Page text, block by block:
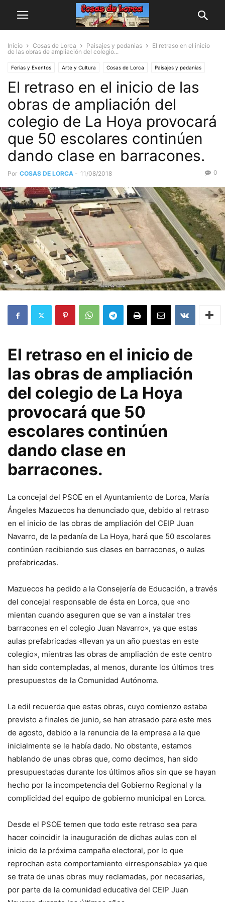
Inicio Cosas de Lorca Paisajes y pedanias
El retraso en el inicio
de las obras de ampliación del colegio...
Ferias y Eventos Arte y Cultura Cosas de Lorca Paisajes y pedanias
El retraso en el inicio de las
obras de ampliación del
colegio de La Hoya provocará
que 50 escolares continúen
dando clase en barracones.
Por COSAS DE LORCA - 11/08/2018 0
El retraso en el inicio de
las obras de ampliación
del colegio de La Hoya
provocará que 50
escolares continúen
dando clase en
barracones.
La concejal del PSOE en el Ayuntamiento de Lorca, María
Ángeles Mazuecos ha denunciado que, debido al retraso
en el inicio de las obras de ampliación del CEIP Juan
Navarro, de la pedanía de La Hoya, hará que 50 escolares
continúen recibiendo sus clases en barracones, o aulas
prefabricadas.
Mazuecos ha pedido a la Consejería de Educación, a través
del concejal responsable de ésta en Lorca, que «no
mientan cuando aseguren que se van a instalar tres
barracones en el colegio Juan Navarro», ya que estas
aulas prefabricadas «llevan ya un año puestas en este
colegio», mientras las obras de ampliación de este centro
han sido contempladas, al menos, durante los últimos tres
presupuestos de la Comunidad Autónoma.
La edil recuerda que estas obras, cuyo comienzo estaba
previsto a finales de junio, se han atrasado para este mes
de agosto, debido a la renuncia de la empresa a la que
inicialmente se le había dado. No obstante, estamos
hablando de unas obras que, como decimos, han sido
presupuestadas durante los últimos años sin que se hayan
hecho por la incompetencia del Gobierno Regional y la
complicidad del equipo de gobierno municipal en Lorca.
Desde el PSOE temen que todo este retraso sea para
hacer coincidir la inauguración de dichas aulas con el
inicio de la próxima campaña electoral, por lo que
reprochan este comportamiento «irresponsable» ya que
se trata de unas obras muy reclamadas, por necesarias,
por parte de la comunidad educativa del CEIP Juan